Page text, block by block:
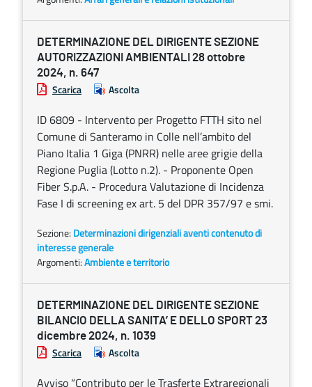
DETERMINAZIONE DEL DIRIGENTE SEZIONE
AUTORIZZAZIONI AMBIENTALI 28 ottobre
2024, n. 647
Scarica Ascolta
ID 6809 - Intervento per Progetto FTTH sito nel
Comune di Santeramo in Colle nell’ambito del
Piano Italia 1 Giga (PNRR) nelle aree grigie della
Regione Puglia (Lotto n.2). - Proponente Open
Fiber S.p.A. - Procedura Valutazione di Incidenza
Fase I di screening ex art. 5 del DPR 357/97 e smi.
Sezione: Determinazioni dirigenziali aventi contenuto di
interesse generale
Argomenti:Ambiente e territorio
DETERMINAZIONE DEL DIRIGENTE SEZIONE
BILANCIO DELLA SANITA’ E DELLO SPORT 23
dicembre 2024, n. 1039
Scarica Ascolta
Avviso “Contributo per le Trasferte Extraregionali